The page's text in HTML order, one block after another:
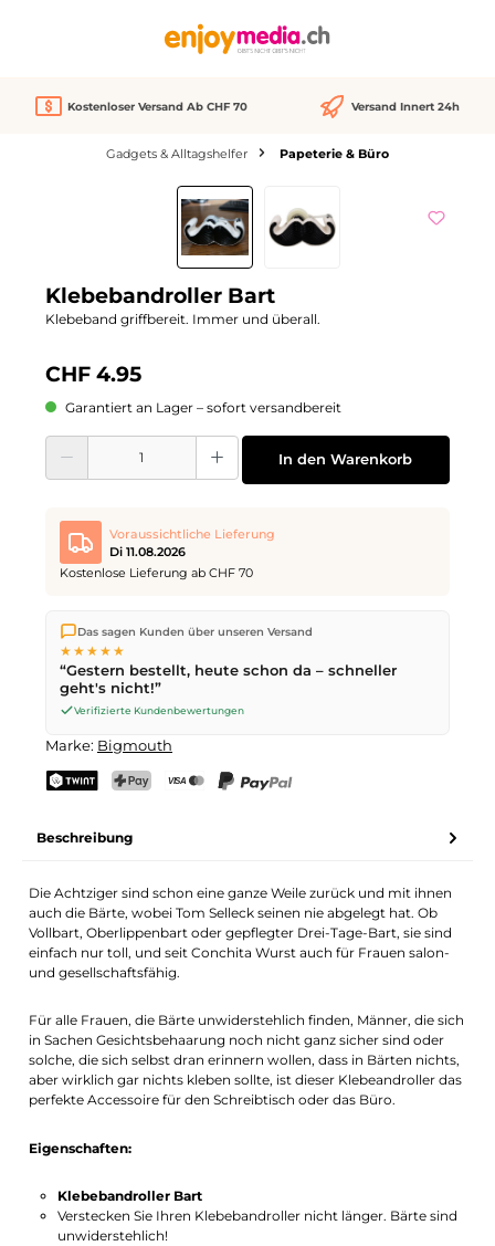
Kostenloser Versand Ab CHF 70 Versand Innert 24h
Gadgets & Alltagshelfer Papeterie & Büro
Bildergalerie überspringen
Klebebandroller Bart
Klebeband griffbereit. Immer und überall.
CHF 4.95
Garantiert an Lager – sofort versandbereit
Produkt Anzahl: Gib den gewünschten Wert ein oder benutze die
In den Warenkorb
Voraussichtliche Lieferung
Di 11.08.2026
Kostenlose Lieferung ab CHF 70
Wir versenden direkt aus unserem Lager in Kriens. Ab
ist die Lieferung kostenlos. Bestellungen bis
werden noch am selben Tag versendet – Zustellung am
nächsten Werktagmit der Schweizerischen Post.
Das sagen Kunden über unseren Versand
★★★★★
“Gestern bestellt, heute schon da – schneller
geht's nicht!”
Verifizierte Kundenbewertungen
Marke: Bigmouth
Beschreibung
Die Achtziger sind schon eine ganze Weile zurück und mit ihnen
auch die Bärte, wobei Tom Selleck seinen nie abgelegt hat. Ob
Vollbart, Oberlippenbart oder gepflegter Drei-Tage-Bart, sie sind
einfach nur toll, und seit Conchita Wurst auch für Frauen salon-
und gesellschaftsfähig.
Für alle Frauen, die Bärte unwiderstehlich finden, Männer, die sich
in Sachen Gesichtsbehaarung noch nicht ganz sicher sind oder
solche, die sich selbst dran erinnern wollen, dass in Bärten nichts,
aber wirklich gar nichts kleben sollte, ist dieser Klebeandroller das
perfekte Accessoire für den Schreibtisch oder das Büro.
Eigenschaften:
Klebebandroller Bart
Verstecken Sie Ihren Klebebandroller nicht länger. Bärte sind
unwiderstehlich!